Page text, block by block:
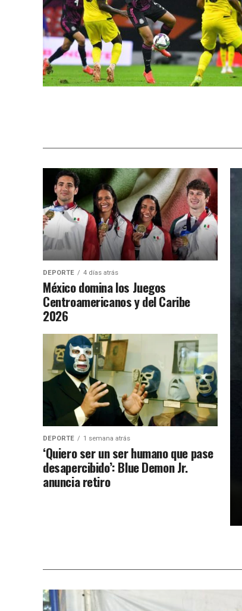
DEPORTE 4 días atrás
México domina los Juegos
Centroamericanos y del Caribe
2026
DEPORTE 1 semana atrás
‘Quiero ser un ser humano que pase
desapercibido’: Blue Demon Jr.
anuncia retiro